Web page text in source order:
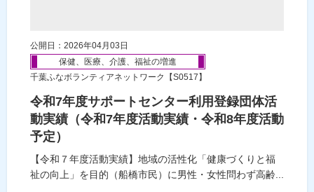
公開日：2026年04月03日
保健、医療、介護、福祉の増進
千葉ふなボランティアネットワーク【S0517】
令和7年度サポートセンター利用登録団体活
動実績（令和7年度活動実績・令和8年度活動
予定）
【令和７年度活動実績】地域の活性化「健康づくりと福
祉の向上」を目的（船橋市民）に男性・女性問わず高齢...